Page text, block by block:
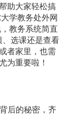
助大家轻松搞
学教务处外网
教务系统简直
、选课还是查看
者家里，也需
为重要啦！
后的秘密，齐